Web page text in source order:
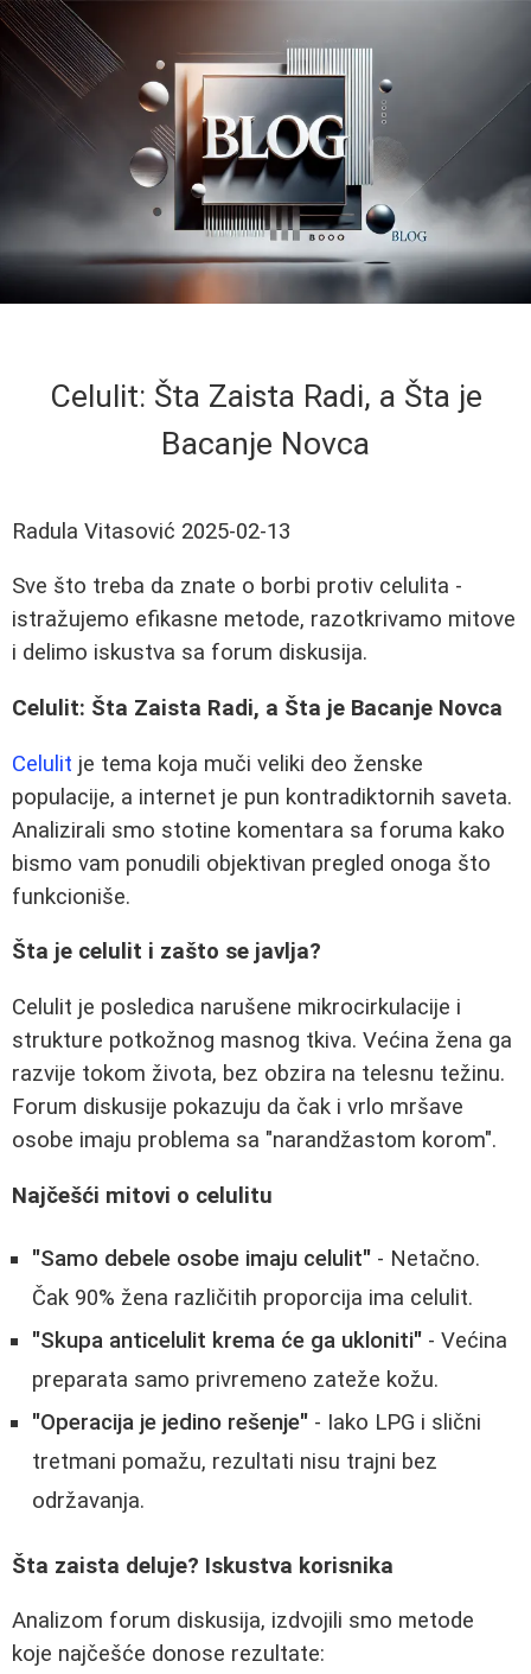
Celulit: Šta Zaista Radi, a Šta je
Bacanje Novca
Radula Vitasović 2025-02-13
Sve što treba da znate o borbi protiv celulita -
istražujemo efikasne metode, razotkrivamo mitove
i delimo iskustva sa forum diskusija.
Celulit: Šta Zaista Radi, a Šta je Bacanje Novca
Celulit je tema koja muči veliki deo ženske
populacije, a internet je pun kontradiktornih saveta.
Analizirali smo stotine komentara sa foruma kako
bismo vam ponudili objektivan pregled onoga što
funkcioniše.
Šta je celulit i zašto se javlja?
Celulit je posledica narušene mikrocirkulacije i
strukture potkožnog masnog tkiva. Većina žena ga
razvije tokom života, bez obzira na telesnu težinu.
Forum diskusije pokazuju da čak i vrlo mršave
osobe imaju problema sa "narandžastom korom".
Najčešći mitovi o celulitu
"Samo debele osobe imaju celulit" - Netačno.
Čak 90% žena različitih proporcija ima celulit.
"Skupa anticelulit krema će ga ukloniti" - Većina
preparata samo privremeno zateže kožu.
"Operacija je jedino rešenje" - Iako LPG i slični
tretmani pomažu, rezultati nisu trajni bez
održavanja.
Šta zaista deluje? Iskustva korisnika
Analizom forum diskusija, izdvojili smo metode
koje najčešće donose rezultate: